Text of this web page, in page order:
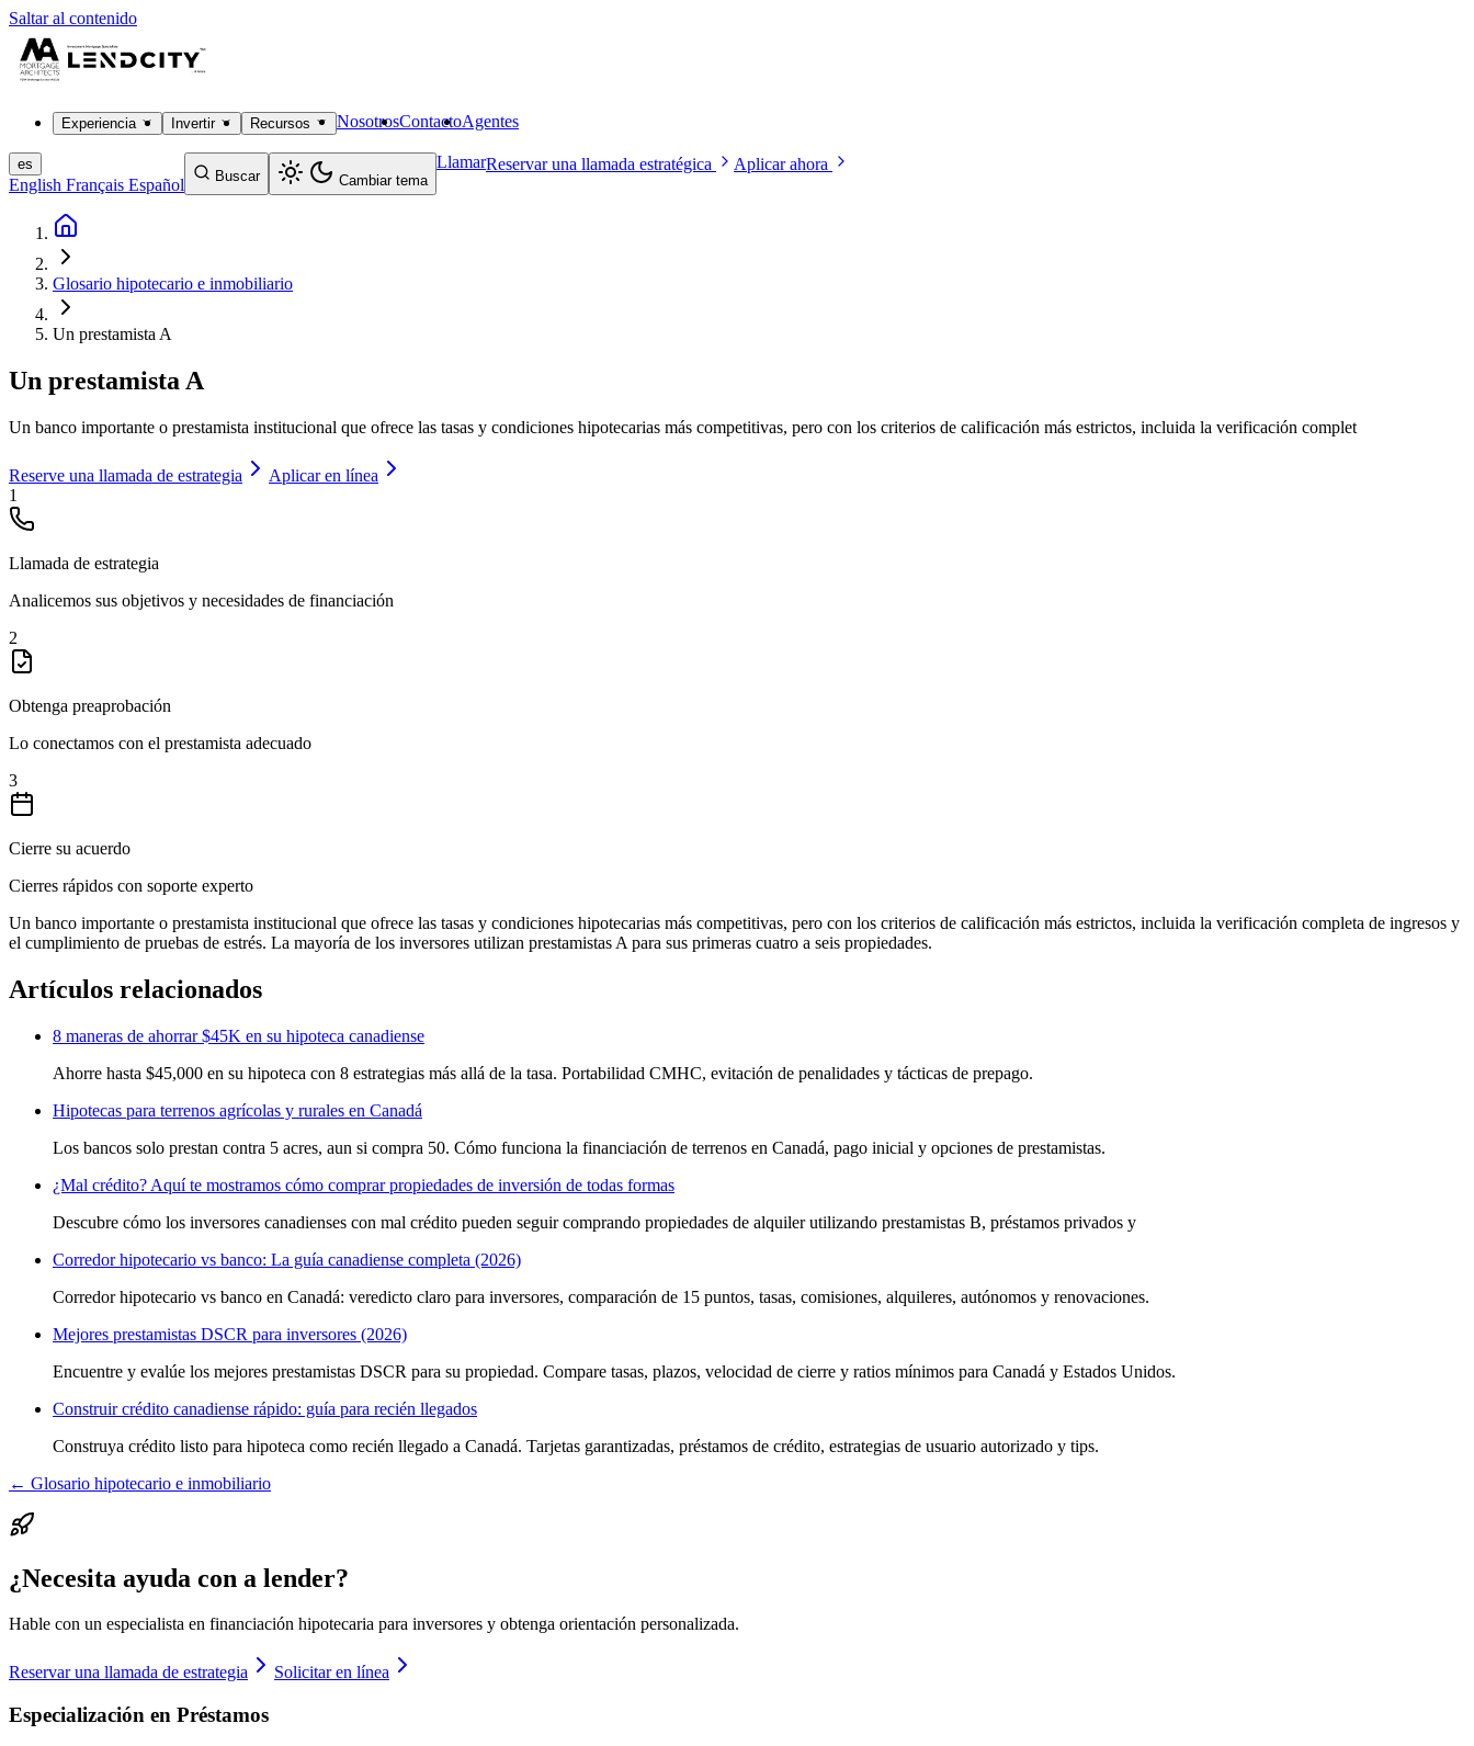
Saltar al contenido
Experiencia Invertir Recursos NosotrosContactoAgentes
es
English Français Español Buscar Cambiar tema
LlamarReservar una llamada estratégica Aplicar ahora
Glosario hipotecario e inmobiliario
Un prestamista A
Un prestamista A
Un banco importante o prestamista institucional que ofrece las tasas y condiciones hipotecarias más competitivas, pero con los criterios de calificación más estrictos, incluida la verificación complet
Reserve una llamada de estrategia
Aplicar en línea
1
Llamada de estrategia
Analicemos sus objetivos y necesidades de financiación
2
Obtenga preaprobación
Lo conectamos con el prestamista adecuado
3
Cierre su acuerdo
Cierres rápidos con soporte experto
Un banco importante o prestamista institucional que ofrece las tasas y condiciones hipotecarias más competitivas, pero con los criterios de calificación más estrictos, incluida la verificación completa de ingresos y
el cumplimiento de pruebas de estrés. La mayoría de los inversores utilizan prestamistas A para sus primeras cuatro a seis propiedades.
Artículos relacionados
8 maneras de ahorrar $45K en su hipoteca canadiense
Ahorre hasta $45,000 en su hipoteca con 8 estrategias más allá de la tasa. Portabilidad CMHC, evitación de penalidades y tácticas de prepago.
Hipotecas para terrenos agrícolas y rurales en Canadá
Los bancos solo prestan contra 5 acres, aun si compra 50. Cómo funciona la financiación de terrenos en Canadá, pago inicial y opciones de prestamistas.
¿Mal crédito? Aquí te mostramos cómo comprar propiedades de inversión de todas formas
Descubre cómo los inversores canadienses con mal crédito pueden seguir comprando propiedades de alquiler utilizando prestamistas B, préstamos privados y
Corredor hipotecario vs banco: La guía canadiense completa (2026)
Corredor hipotecario vs banco en Canadá: veredicto claro para inversores, comparación de 15 puntos, tasas, comisiones, alquileres, autónomos y renovaciones.
Mejores prestamistas DSCR para inversores (2026)
Encuentre y evalúe los mejores prestamistas DSCR para su propiedad. Compare tasas, plazos, velocidad de cierre y ratios mínimos para Canadá y Estados Unidos.
Construir crédito canadiense rápido: guía para recién llegados
Construya crédito listo para hipoteca como recién llegado a Canadá. Tarjetas garantizadas, préstamos de crédito, estrategias de usuario autorizado y tips.
← Glosario hipotecario e inmobiliario
¿Necesita ayuda con a lender?
Hable con un especialista en financiación hipotecaria para inversores y obtenga orientación personalizada.
Reservar una llamada de estrategia Solicitar en línea
Especialización en Préstamos